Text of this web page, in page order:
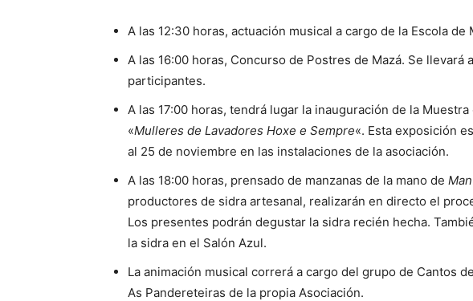
A las 12:30 horas, actuación musical a cargo de la Escola de
A las 16:00 horas, Concurso de Postres de Mazá. Se llevará
participantes.
A las 17:00 horas, tendrá lugar la inauguración de la Muestra
«Mulleres de Lavadores Hoxe e Sempre«. Esta exposición
al 25 de noviembre en las instalaciones de la asociación.
A las 18:00 horas, prensado de manzanas de la mano de
productores de sidra artesanal, realizarán en directo el
Los presentes podrán degustar la sidra recién hecha.
la sidra en el Salón Azul.
La animación musical correrá a cargo del grupo de Cantos
As Pandereteiras de la propia Asociación.